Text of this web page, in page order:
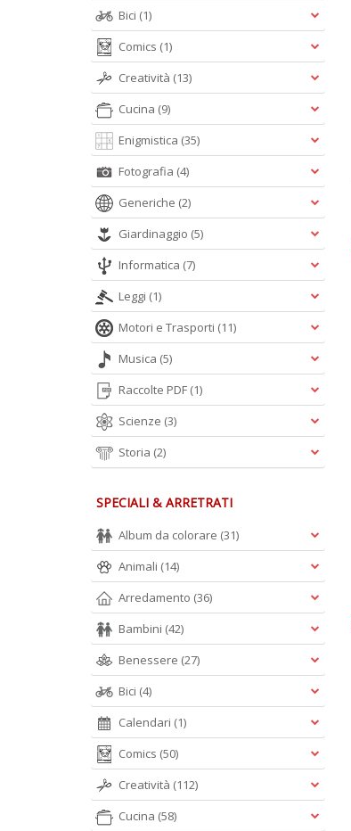
Mozzafiato
Digitale
2.90 €
Creativi In Casa
Cartacea
5.90 €
Digitale
Bici (1)
Comics (1)
Creatività (13)
Cucina (9)
Enigmistica (35)
Fotografia (4)
Generiche (2)
Giardinaggio (5)
Informatica (7)
Leggi (1)
Motori e Trasporti (11)
Musica (5)
Raccolte PDF (1)
Scienze (3)
Storia (2)
SPECIALI & ARRETRATI
Album da colorare (31)
Animali (14)
Arredamento (36)
Bambini (42)
Benessere (27)
Bici (4)
Calendari (1)
Comics (50)
Creatività (112)
Cucina (58)